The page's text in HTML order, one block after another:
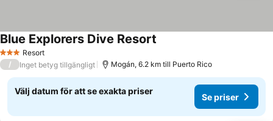
3 StjärnorResort
Blue Explorers Dive Resort
/ Inget betyg tillgängligt Mogán, 6.2 km till Puerto Rico
Välj datum för att se exakta priser
Se priser